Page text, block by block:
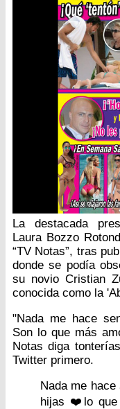
La destacada
Laura Bozzo
“TV Notas”, tras
donde se podía
su novio Cristian
conocida como la
"Nada me hace
Son lo que más
Notas diga
Twitter primero.
Nada me
hijas ❤️lo que